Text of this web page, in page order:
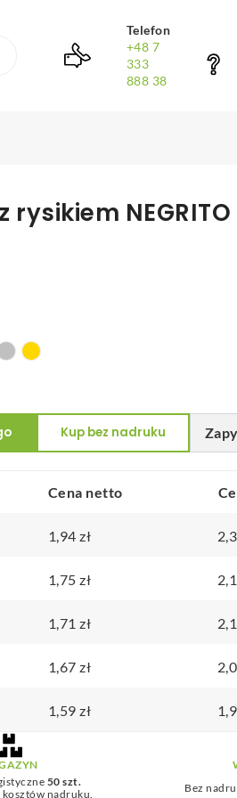
Telefon
+48 7
333
888 38
rysikiem NEGRITO
Kup bez nadruku
Cena netto
1,94zł
1,75zł
1,71zł
1,67zł
1,59zł
50 szt.
nadruku.
Bez